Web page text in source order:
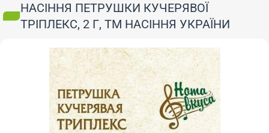
НАСІННЯ ПЕТРУШКИ КУЧЕРЯВОЇ
ТРІПЛЕКС, 2 Г, ТМ НАСІННЯ УКРАЇНИ